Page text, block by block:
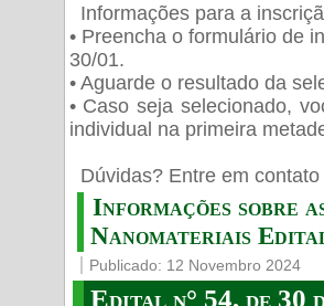
Informações para a
• Preencha o formulário de
30/01.
• Aguarde o resultado da
• Caso seja selecionado,
individual na primeira
Dúvidas? Entre em
Informações sobre
Nanomateriais
Publicado: 12 Novembro 2024
Edital n° 54, de 30